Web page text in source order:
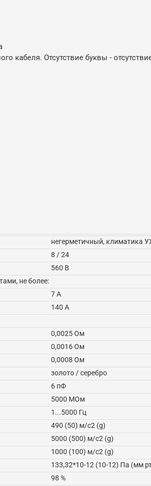
кабеля. Отсутствие буквы -
негерметичный, климатика
8 / 24
560 В
не более:
7 А
140 А
0,0025 Ом
0,0016 Ом
0,0008 Ом
золото / серебро
6 пФ
5000 МОм
1...5000 Гц
490 (50) м/с2 (g)
5000 (500) м/с2 (g)
1000 (100) м/с2 (g)
133,32*10-12 (10-12) Па (мм
98 %